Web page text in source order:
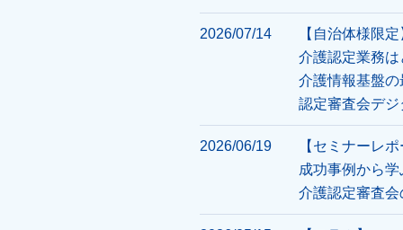
2026/07/14
【自治体様限定
介護認定業務
介護情報基盤
認定審査会デ
2026/06/19
【セミナーレ
成功事例から学
介護認定審査